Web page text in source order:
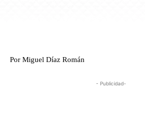
Por Miguel Díaz Román
- Publicidad-